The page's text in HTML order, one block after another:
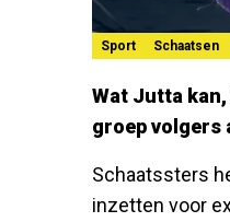
Sport Schaatsen
Wat Jutta
groep volgers
Schaatssters
inzetten voor